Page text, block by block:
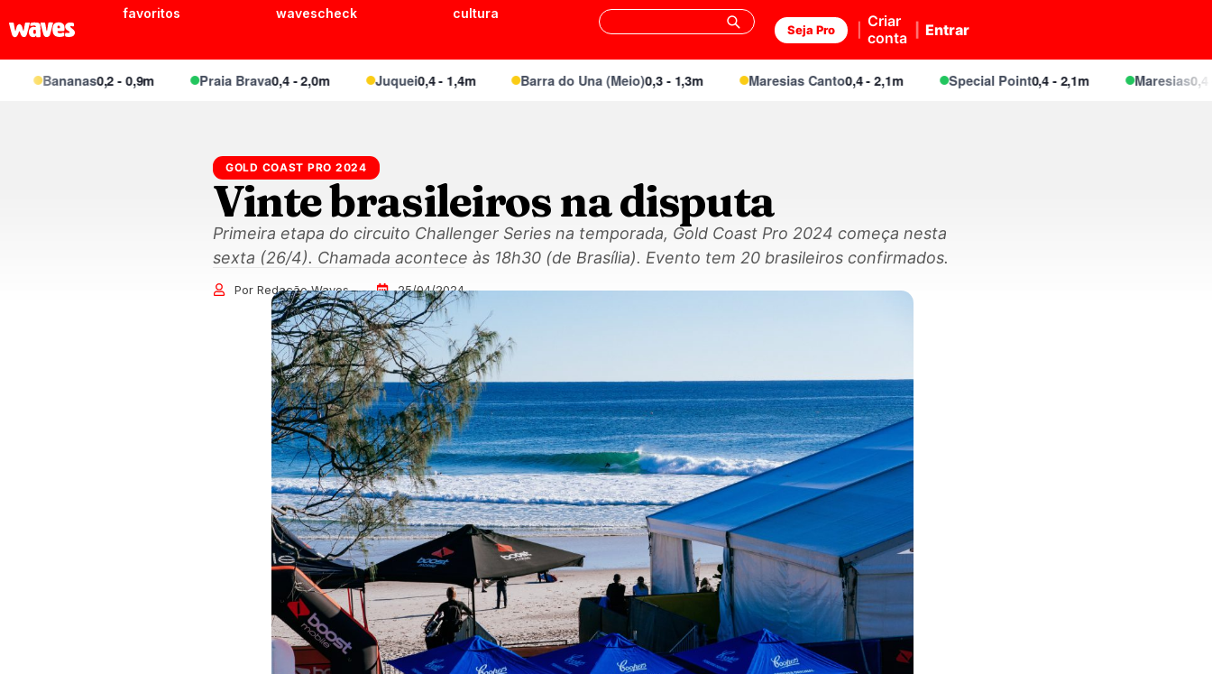
favoritos wavescheck cultura
Seja Pro
Criar
conta
Entrar
Bananas0,2 - 0,9m Praia Brava0,4 - 2,0m Juquei0,4 - 1,4m Barra do Una (Meio)0,3 - 1,3m Maresias Canto0,4 - 2,1m Special Point0,4 - 2,1m Maresias0,4 -
GOLD COAST PRO 2024
Vinte brasileiros na disputa
Primeira etapa do circuito Challenger Series na temporada, Gold Coast Pro 2024 começa nesta
sexta (26/4). Chamada acontece às 18h30 (de Brasília). Evento tem 20 brasileiros confirmados.
Por Redação Waves 25/04/2024